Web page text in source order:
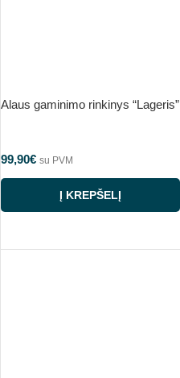
Alaus gaminimo rinkinys “Lageris”
99,90€ su PVM
Į KREPŠELĮ